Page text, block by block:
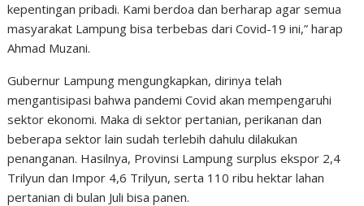
kepentingan pribadi. Kami berdoa dan berharap agar semua
masyarakat Lampung bisa terbebas dari Covid-19 ini,” harap
Ahmad Muzani.
Gubernur Lampung mengungkapkan, dirinya telah
mengantisipasi bahwa pandemi Covid akan mempengaruhi
sektor ekonomi. Maka di sektor pertanian, perikanan dan
beberapa sektor lain sudah terlebih dahulu dilakukan
penanganan. Hasilnya, Provinsi Lampung surplus ekspor 2,4
Trilyun dan Impor 4,6 Trilyun, serta 110 ribu hektar lahan
pertanian di bulan Juli bisa panen.